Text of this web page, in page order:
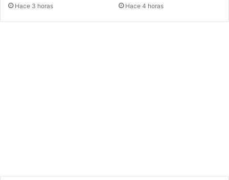
Hace 3 horas Hace 4 horas